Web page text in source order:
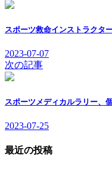
スポーツ救命インストラクタ
2023-07-07
次の記事
スポーツメディカルラリー、
2023-07-25
最近の投稿